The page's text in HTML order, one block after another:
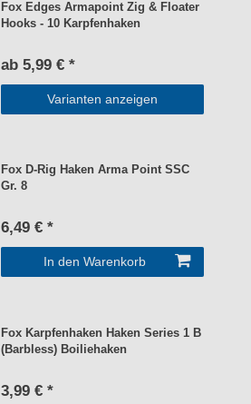
Fox Edges Armapoint Zig & Floater
Hooks - 10 Karpfenhaken
ab 5,99 € *
Varianten anzeigen
Fox D-Rig Haken Arma Point SSC
Gr. 8
6,49 € *
In den Warenkorb
Fox Karpfenhaken Haken Series 1 B
(Barbless) Boiliehaken
3,99 € *